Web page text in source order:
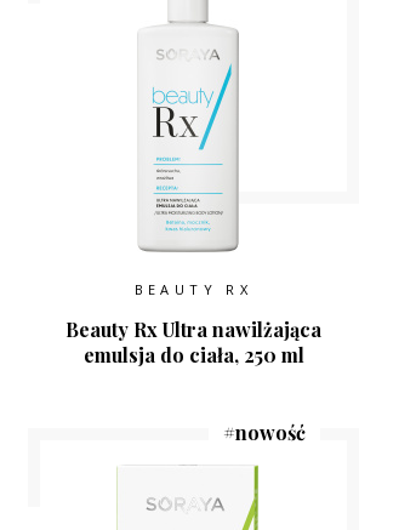
BEAUTY RX
Beauty Rx Ultra nawilżająca
emulsja do ciała, 250 ml
#nowość